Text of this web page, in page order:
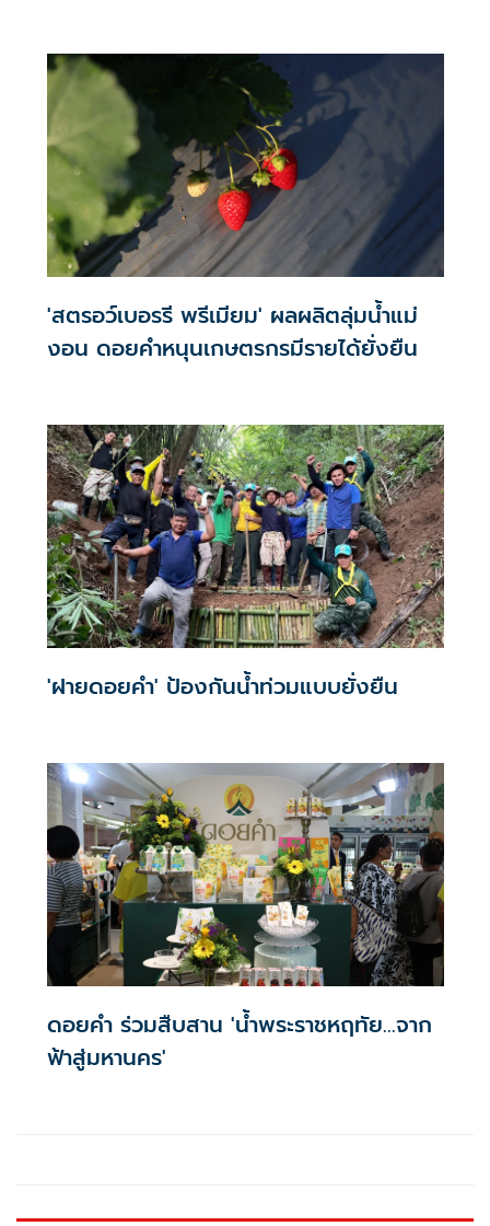
'สตรอว์เบอรรี พรีเมียม' ผลผลิตลุ่มน้ำแม่
งอน ดอยคำหนุนเกษตรกรมีรายได้ยั่งยืน
'ฝายดอยคำ' ป้องกันน้ำท่วมแบบยั่งยืน
ดอยคำ ร่วมสืบสาน 'น้ำพระราชหฤทัย...จาก
ฟ้าสู่มหานคร'